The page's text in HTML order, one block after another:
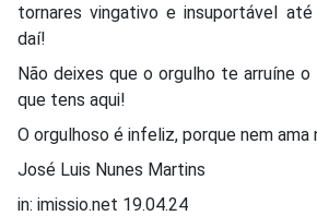
tornares vingativo e insuportável
daí!
Não deixes que o orgulho te arruíne
que tens aqui!
O orgulhoso é infeliz, porque nem ama
José Luis Nunes Martins
in: imissio.net 19.04.24